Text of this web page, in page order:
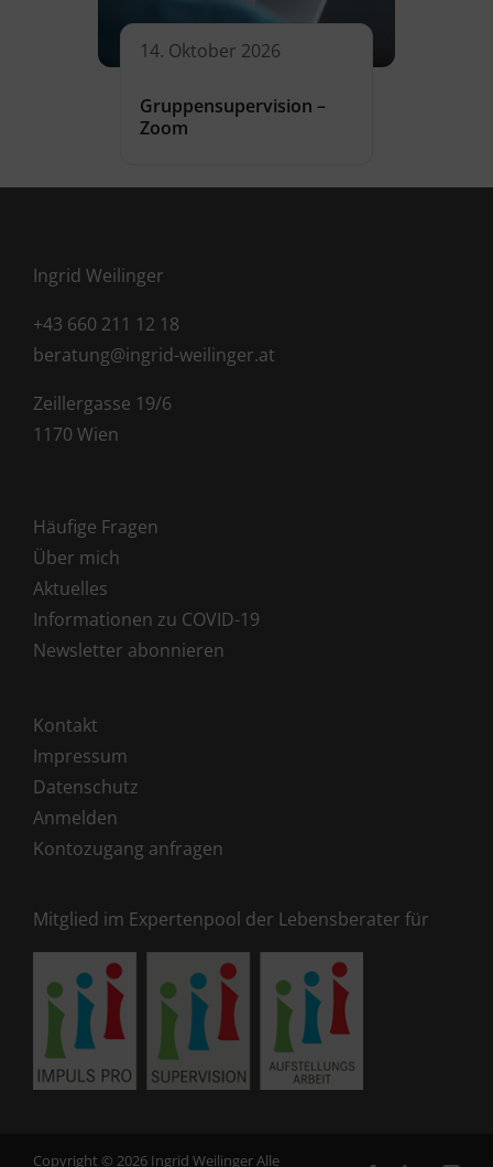
14. Oktober 2026
Gruppensupervision –
Zoom
Ingrid Weilinger
+43 660 211 12 18
beratung@ingrid-weilinger.at
Zeillergasse 19/6
1170 Wien
Häufige Fragen
Über mich
Aktuelles
Informationen zu COVID-19
Newsletter abonnieren
Kontakt
Impressum
Datenschutz
Anmelden
Kontozugang anfragen
Mitglied im Expertenpool der Lebensberater für
Copyright © 2026 Ingrid Weilinger Alle